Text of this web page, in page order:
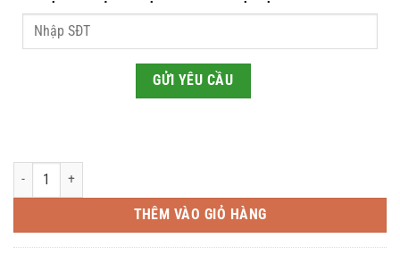
Mẫu lăng thờ đơn 2 mái đẹp số lượng
THÊM VÀO GIỎ HÀNG